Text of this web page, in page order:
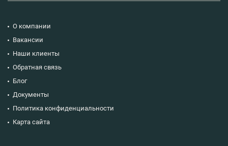
О компании
Вакансии
Наши клиенты
Обратная связь
Блог
Документы
Политика конфиденциальности
Карта сайта